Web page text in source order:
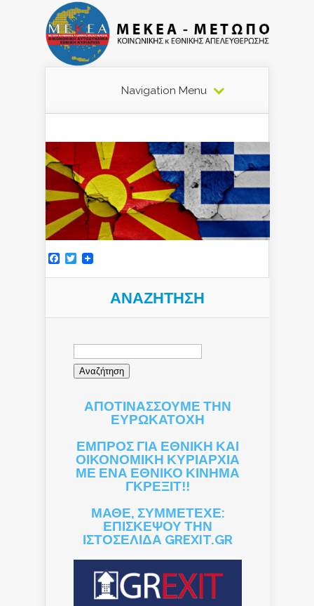
Navigation Menu
Facebook
Twitter
ΑΝΑΖΉΤΗΣΗ
Αναζήτηση
ΑΠΟΤΙΝΑΣΣΟΥΜΕ ΤΗΝ
ΕΥΡΩΚΑΤΟΧΗ
ΕΜΠΡΟΣ ΓΙΑ ΕΘΝΙΚΗ ΚΑΙ
ΟΙΚΟΝΟΜΙΚΗ ΚΥΡΙΑΡΧΙΑ
ΜΕ ΕΝΑ ΕΘΝΙΚΟ ΚΙΝΗΜΑ
ΓΚΡΕΞΙΤ!!
ΜΑΘΕ, ΣΥΜΜΕΤΕΧΕ:
ΕΠΙΣΚΕΨΟΥ ΤΗΝ
ΙΣΤΟΣΕΛΙΔΑ GREXIT.GR